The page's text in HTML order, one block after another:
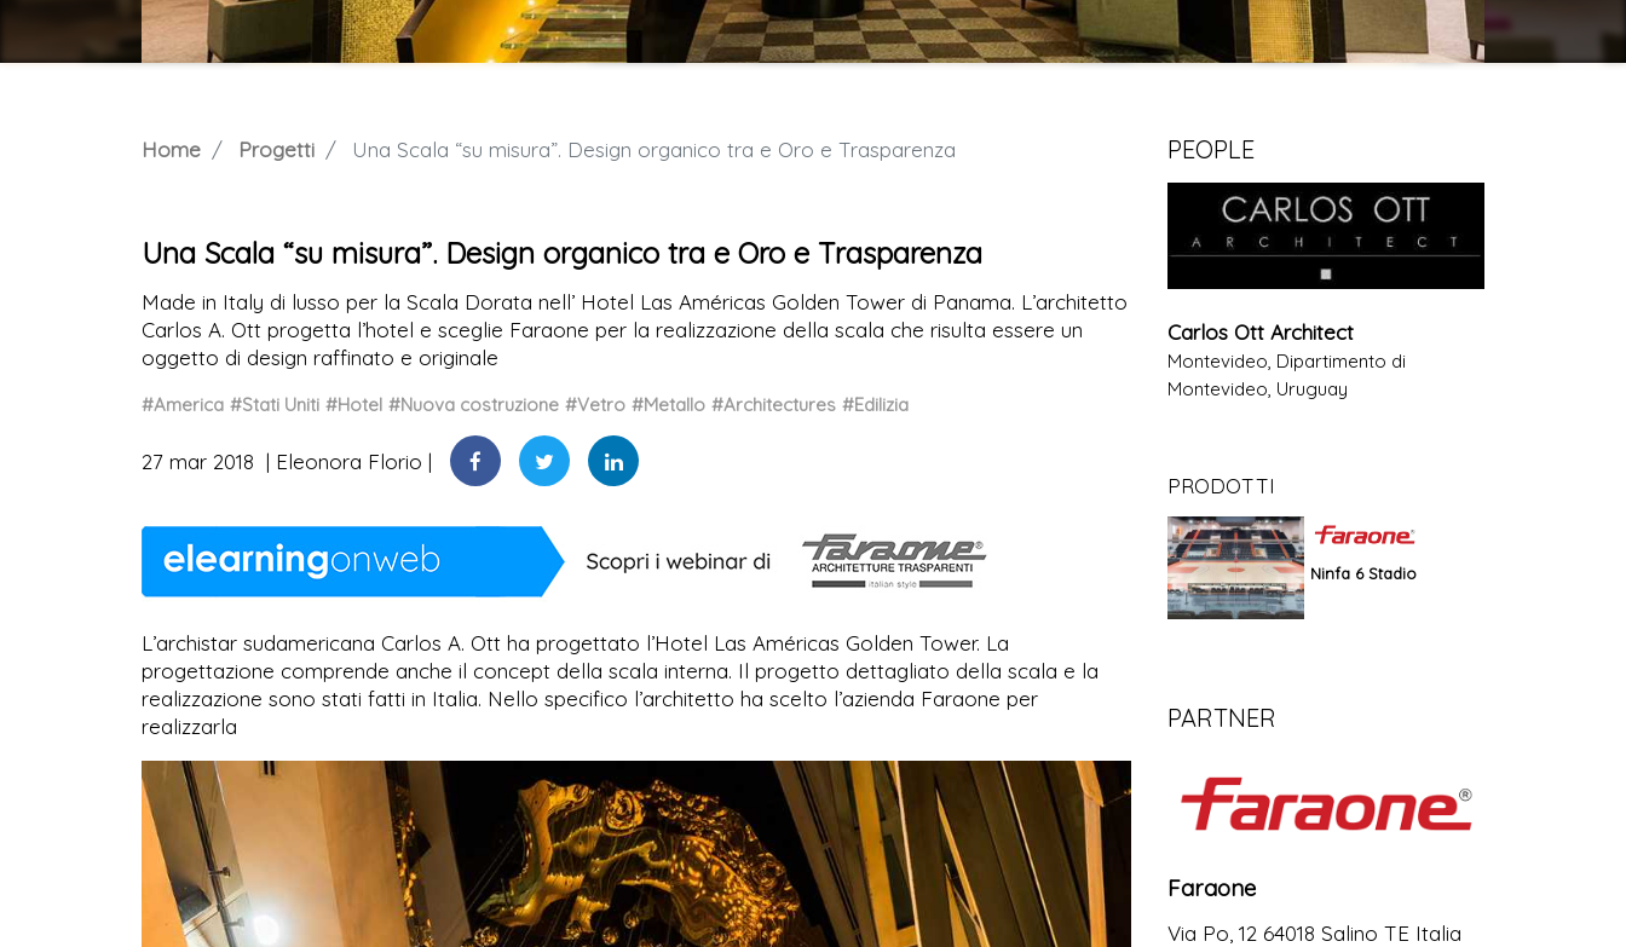
Home Progetti Una Scala “su misura”. Design organico tra e Oro e Trasparenza
Una Scala “su misura”. Design organico tra e Oro e Trasparenza
Made in Italy di lusso per la Scala Dorata nell’ Hotel Las Américas Golden Tower di Panama. L’architetto
Carlos A. Ott progetta l’hotel e sceglie Faraone per la realizzazione della scala che risulta essere un
oggetto di design raffinato e originale
#America #Stati Uniti #Hotel #Nuova costruzione #Vetro #Metallo #Architectures #Edilizia
27 mar 2018 Eleonora Florio
L’archistar sudamericana Carlos A. Ott ha progettato l’Hotel Las Américas Golden Tower. La
progettazione comprende anche il concept della scala interna. Il progetto dettagliato della scala e la
realizzazione sono stati fatti in Italia. Nello specifico l’architetto ha scelto l’azienda Faraone per
realizzarla
PEOPLE
Carlos Ott Architect
Montevideo, Dipartimento di
Montevideo, Uruguay
PRODOTTI
Ninfa 6 Stadio
PARTNER
Faraone
Via Po, 12 64018 Salino TE Italia